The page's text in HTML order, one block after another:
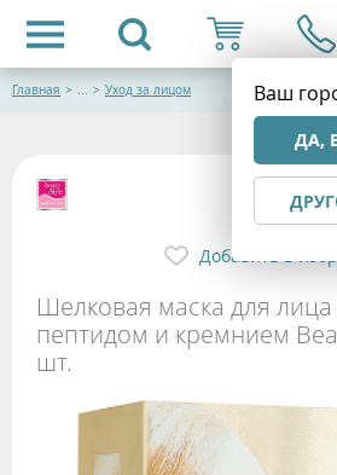
Ваш
ДА,
Главная > ... > Уход за лицом
Шелковая маска для лица
пептидом и кремнием
шт.
Добавить в